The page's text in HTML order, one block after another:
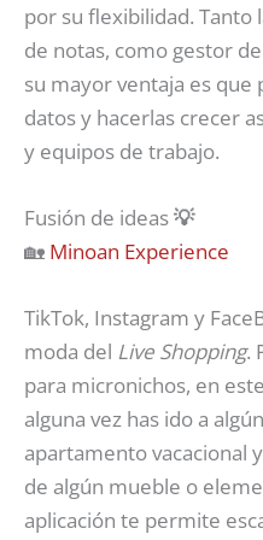
por su flexibilidad. Tanto
de notas, como gestor
su mayor ventaja es
datos y hacerlas crecer
y equipos de trabajo.
Fusión de ideas💡
🏡 Minoan Experience
TikTok, Instagram y
moda del Live Shopping.
para micronichos, en
alguna vez has ido a
apartamento vacacional
de algún mueble o
aplicación te permite